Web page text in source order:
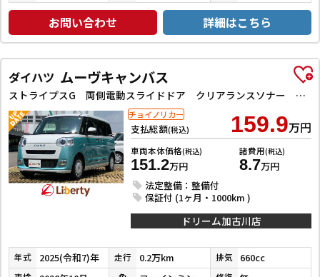
お問い合わせ 詳細はこちら
ダイハツ ムーヴキャンバス
ストライプスG 両側電動スライドドア クリアランスソナー 衝突被害軽減システム オートライト スマートキー アイドリングストップ 電動格納ミラー シートヒーター CVT ABS ESC エアコン
支払総額(税込) 159.9万円
車両本体価格(税込)
151.2万円
諸費用(税込)
8.7万円
法定整備：整備付
保証付 (1ヶ月・1000km )
チョイノリカー
ドリーム加古川店
年式 2025(令和7)年 走行 0.2万km 排気 660cc